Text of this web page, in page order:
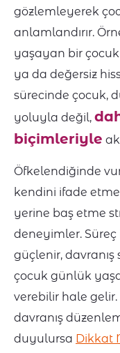
gözlemleyerek
anlamlandırır.
yaşayan bir
ya da değersiz
sürecinde çocuk,
yoluyla değil,
biçimleriyle
Öfkelendiğinde
kendini ifade
yerine baş etme
deneyimler.
güçlenir, davranış
çocuk günlük
verebilir hale
davranış
duyulursa Dikkat